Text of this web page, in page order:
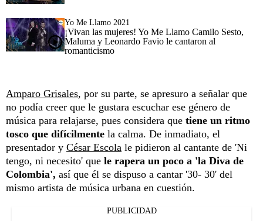
Yo Me Llamo 2021
¡Vivan las mujeres! Yo Me Llamo Camilo Sesto,
Maluma y Leonardo Favio le cantaron al
romanticismo
Amparo Grisales, por su parte, se apresuro a señalar que
no podía creer que le gustara escuchar ese género de
música para relajarse, pues considera que tiene un ritmo
tosco que difícilmente la calma. De inmadiato, el
presentador y César Escola le pidieron al cantante de 'Ni
tengo, ni necesito' que le rapera un poco a 'la Diva de
Colombia', así que él se dispuso a cantar '30- 30' del
mismo artista de música urbana en cuestión.
PUBLICIDAD